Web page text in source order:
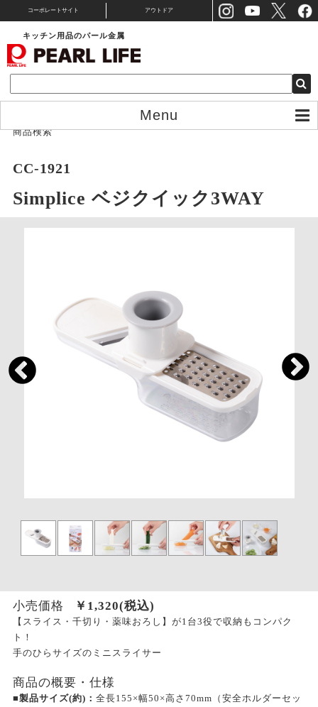
コーポレートサイト アウトドア
キッチン用品のパール金属
Menu
商品検索
CC-1921
Simplice ベジクイック3WAY
小売価格 ￥ 1,320(税込)
【スライス・千切り・薬味おろし】が1台3役で収納もコンパク
ト！
手のひらサイズのミニスライサー
商品の概要・仕様
■製品サイズ(約)： 全長155×幅50×高さ70mm（安全ホルダーセッ